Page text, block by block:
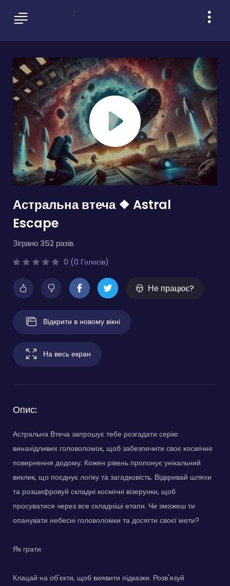
Астральна втеча ❖ Astral
Escape
Зіграно 352 разів.
0 (0 Голосів)
Не працює?
Відкрити в новому вікні
На весь екран
Опис:
Астральна Втеча запрошує тебе розгадати серію
винахідливих головоломок, щоб забезпечити своє космічне
повернення додому. Кожен рівень пропонує унікальний
виклик, що поєднує логіку та загадковість. Відкривай шляхи
та розшифровуй складні космічні візерунки, щоб
просуватися через все складніші етапи. Чи зможеш ти
опанувати небесні головоломки та досягти своєї мети?
Як грати
Клацай на об'єкти, щоб виявити підказки. Розв'язуй